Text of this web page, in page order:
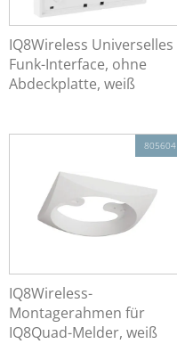
IQ8Wireless Universelles
Funk-Interface, ohne
Abdeckplatte, weiß
805604
IQ8Wireless-
Montagerahmen für
IQ8Quad-Melder, weiß